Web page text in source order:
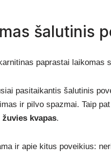
šalutinis
paprastai laikomas
pasitaikantis šalutinis
ir pilvo spazmai. Taip
žuvies kvapas.
ir apie kitus poveikius: